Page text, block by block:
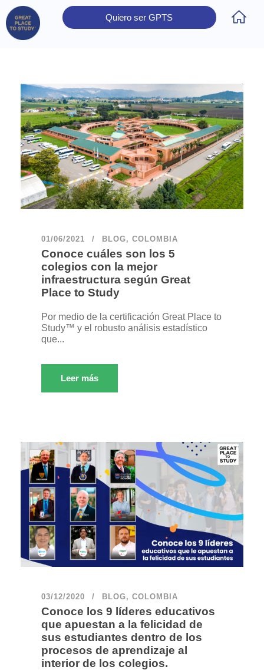
Quiero ser GPTS
01/06/2021 BLOG, COLOMBIA
Conoce cuáles son los 5
colegios con la mejor
infraestructura según Great
Place to Study
Por medio de la certificación Great Place to
Study™ y el robusto análisis estadístico
que...
Leer más
03/12/2020 BLOG, COLOMBIA
Conoce los 9 líderes educativos
que apuestan a la felicidad de
sus estudiantes dentro de los
procesos de aprendizaje al
interior de los colegios.